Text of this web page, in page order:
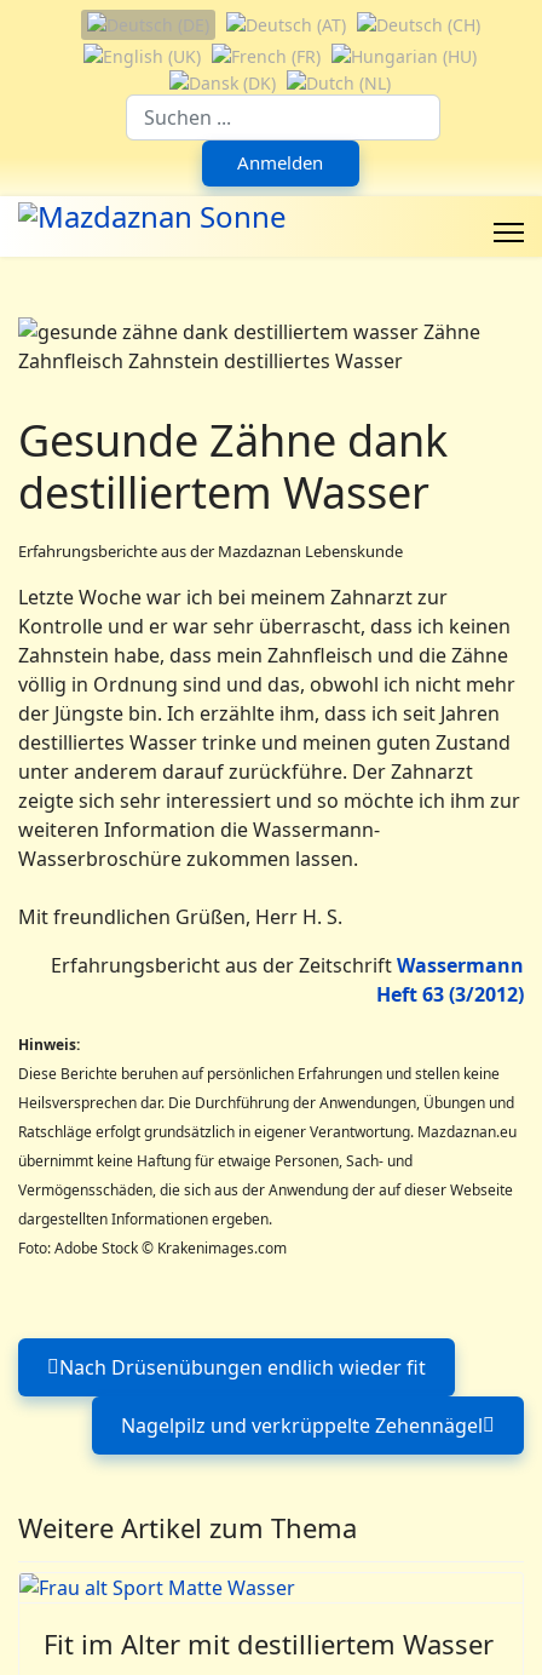
Sprache auswählen
Anmelden
Gesunde Zähne dank
destilliertem Wasser
Erfahrungsberichte aus der Mazdaznan Lebenskunde
Letzte Woche war ich bei meinem Zahnarzt zur
Kontrolle und er war sehr überrascht, dass ich keinen
Zahnstein habe, dass mein Zahnfleisch und die Zähne
völlig in Ordnung sind und das, obwohl ich nicht mehr
der Jüngste bin. Ich erzählte ihm, dass ich seit Jahren
destilliertes Wasser trinke und meinen guten Zustand
unter anderem darauf zurückführe. Der Zahnarzt
zeigte sich sehr interessiert und so möchte ich ihm zur
weiteren Information die Wassermann-
Wasserbroschüre zukommen lassen.
Mit freundlichen Grüßen, Herr H. S.
Erfahrungsbericht aus der ZeitschriftWassermann
Heft 63 (3/2012)
Hinweis:
Diese Berichte beruhen auf persönlichen Erfahrungen und stellen keine
Heilsversprechen dar. Die Durchführung der Anwendungen, Übungen und
Ratschläge erfolgt grundsätzlich in eigener Verantwortung. Mazdaznan.eu
übernimmt keine Haftung für etwaige Personen, Sach- und
Vermögensschäden, die sich aus der Anwendung der auf dieser Webseite
dargestellten Informationen ergeben.
Foto: Adobe Stock © Krakenimages.com
Vorheriger Beitrag: Nach
Nach Drüsenübungen endlich wieder fit
Nächster Beitrag:
Nagelpilz und verkrüppelte Zehennägel
Weitere Artikel zum Thema
Fit im Alter mit destilliertem Wasser